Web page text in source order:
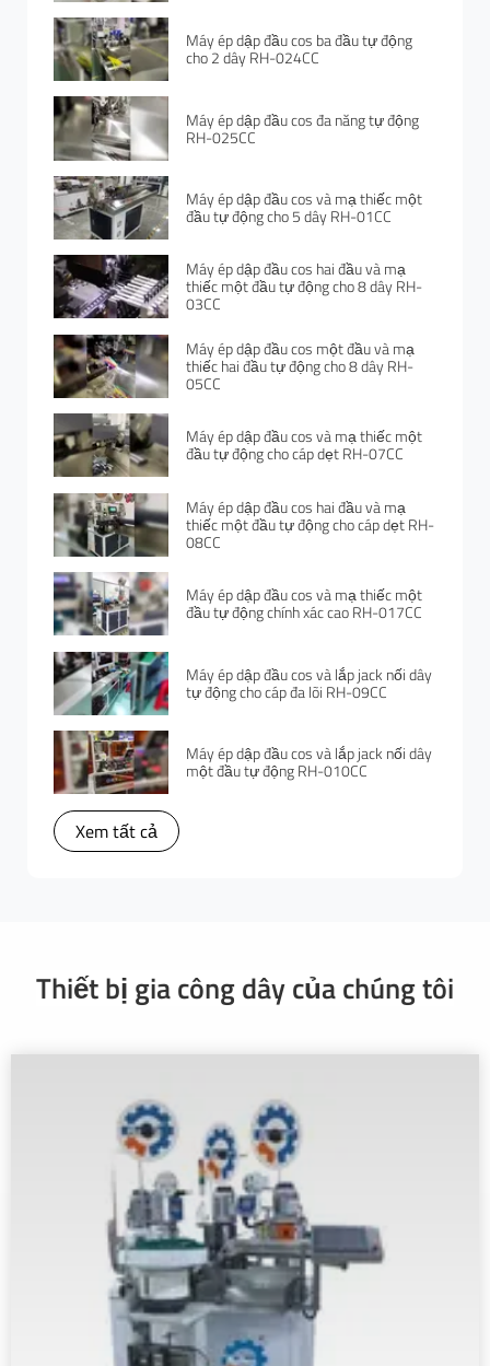
Máy ép dập đầu cos ba đầu tự động
cho 2 dây RH-024CC
Máy ép dập đầu cos đa năng tự động
RH-025CC
Máy ép dập đầu cos và mạ thiếc một
đầu tự động cho 5 dây RH-01CC
Máy ép dập đầu cos hai đầu và mạ
thiếc một đầu tự động cho 8 dây RH-
03CC
Máy ép dập đầu cos một đầu và mạ
thiếc hai đầu tự động cho 8 dây RH-
05CC
Máy ép dập đầu cos và mạ thiếc một
đầu tự động cho cáp dẹt RH-07CC
Máy ép dập đầu cos hai đầu và mạ
thiếc một đầu tự động cho cáp dẹt RH-
08CC
Máy ép dập đầu cos và mạ thiếc một
đầu tự động chính xác cao RH-017CC
Máy ép dập đầu cos và lắp jack nối dây
tự động cho cáp đa lõi RH-09CC
Máy ép dập đầu cos và lắp jack nối dây
một đầu tự động RH-010CC
Xem tất cả
Thiết bị gia công dây của chúng tôi